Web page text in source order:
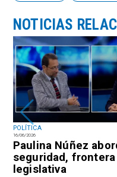
POLÍTICA
16/06/2026
Paulina Núñez
seguridad, frontera
legislativa
NOTICIAS